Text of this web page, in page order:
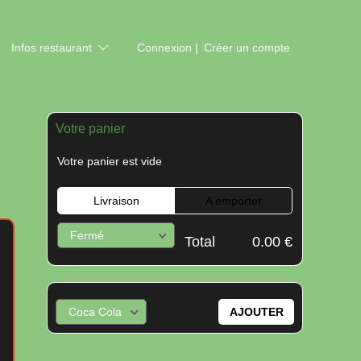
Connexion Créer un compte
Infos restaurant
et le samedi soir)
.
Votre panier
Votre panier est vide
Livraison A emporter
Fermé Total 0.00 €
Coca Cola AJOUTER